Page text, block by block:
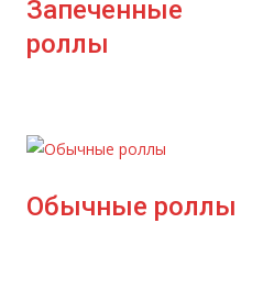
Запеченные
роллы
Обычные роллы